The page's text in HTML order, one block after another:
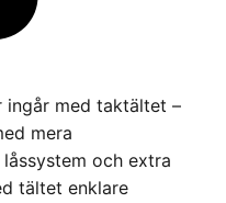
ingår med taktältet –
mera
och extra
tältet enklare